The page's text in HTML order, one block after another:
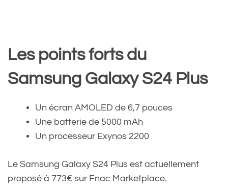
Les points forts du
Samsung Galaxy S24 Plus
Un écran AMOLED de 6,7 pouces
Une batterie de 5000 mAh
Un processeur Exynos 2200
Le Samsung Galaxy S24 Plus est actuellement
proposé à 773€ sur Fnac Marketplace.